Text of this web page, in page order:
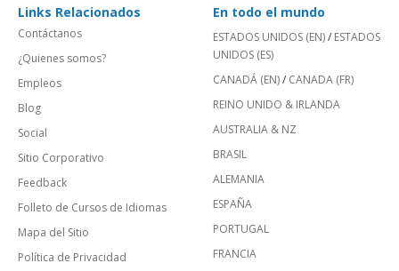
Links Relacionados
Contáctanos
¿Quienes somos?
Empleos
Blog
Social
Sitio Corporativo
Feedback
Folleto de Cursos de Idiomas
Mapa del Sitio
Política de Privacidad
En todo el mundo
ESTADOS UNIDOS (EN)/ ESTADOS
UNIDOS (ES)
CANADÁ (EN)/ CANADA (FR)
REINO UNIDO & IRLANDA
AUSTRALIA & NZ
BRASIL
ALEMANIA
ESPAÑA
PORTUGAL
FRANCIA